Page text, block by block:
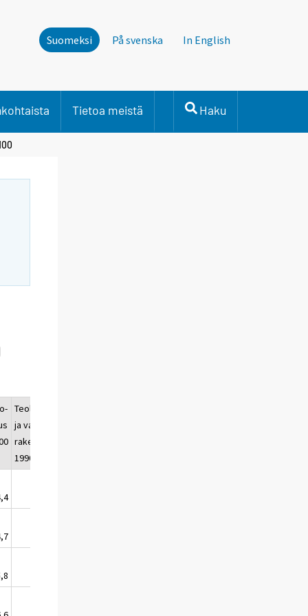
Suomeksi På svenska In English
Tietoa meistä Haku
Teollisuus-
ja varasto-
rakennus
1990=100